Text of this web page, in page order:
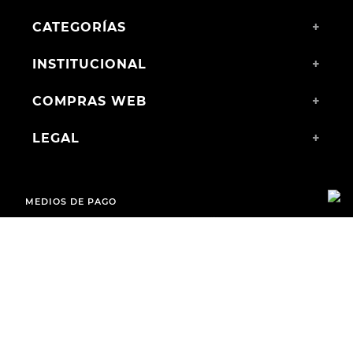
CATEGORÍAS +
INSTITUCIONAL +
COMPRAS WEB +
LEGAL +
MEDIOS DE PAGO